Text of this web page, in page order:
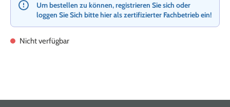
Um bestellen zu können, registrieren Sie sich oder
loggen Sie Sich bitte hier als zertifizierter Fachbetrieb ein!
Nicht verfügbar